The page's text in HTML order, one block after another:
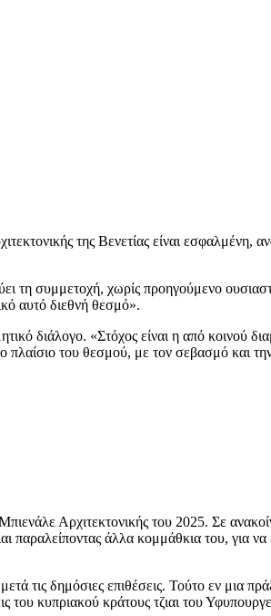
της Βενετίας είναι εσφαλμένη,
τη συμμετοχή, χωρίς προηγούμενο
αυτό διεθνή θεσμό».
διάλογο. «Στόχος είναι η από κοινού
του θεσμού, με τον σεβασμό και
Αρχιτεκτονικής του 2025. Σε
άλλα κομμάθκια του, για να
τις δημόσιες επιθέσεις. Τούτο εν μια
του κυπριακού κράτους τζιαι του